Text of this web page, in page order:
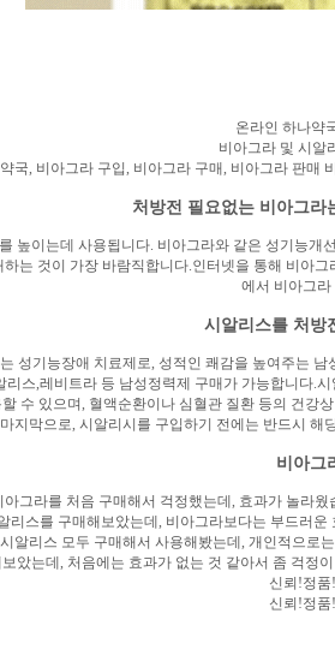
온라인 하나약
비아그라 및 시알
국, 비아그라 구입, 비아그라 구매, 비아그라 판매
처방전 필요없는 비아그라
높이는데 사용됩니다. 비아그라와 같은 성기능
는 것이 가장 바람직합니다.인터넷을 통해 비아
에서 비아그
시알리스를 처방
성기능장애 치료제로, 성적인 쾌감을 높여주는
스,레비트라 등 남성정력제 구매가 가능합니다.
수 있으며, 혈액순환이나 심혈관 질환 등의 건
마지막으로, 시알리시를 구입하기 전에는 반드시 해
비아그
아그라를 처음 구매해서 걱정했는데, 효과가 놀라
리스를 구매해보았는데, 비아그라보다는 부드러
알리스 모두 구매해서 사용해봤는데, 개인적으로
았는데, 처음에는 효과가 없는 것 같아서 좀 걱정
신뢰!정
신뢰!정